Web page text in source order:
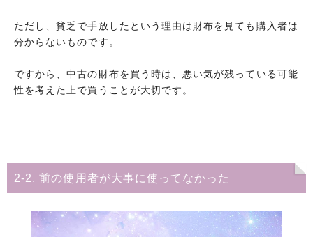
ただし、貧乏で手放したという理由は財布を見ても購入者は
分からないものです。
ですから、中古の財布を買う時は、悪い気が残っている可能
性を考えた上で買うことが大切です。
2-2. 前の使用者が大事に使ってなかった